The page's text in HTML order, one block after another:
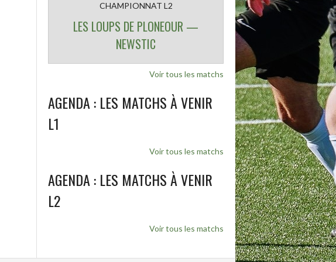
CHAMPIONNAT L2
LES LOUPS DE PLONEOUR —
NEWSTIC
Voir tous les matchs
AGENDA : LES MATCHS À VENIR
L1
Voir tous les matchs
AGENDA : LES MATCHS À VENIR
L2
Voir tous les matchs